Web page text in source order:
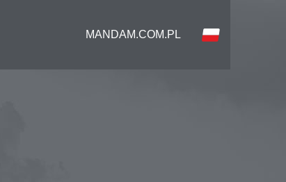
MANDAM.COM.PL